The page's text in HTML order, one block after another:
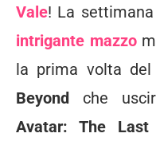
Vale! La
intrigante mazzo
la prima volta del
Beyond
che
Avatar: The Last